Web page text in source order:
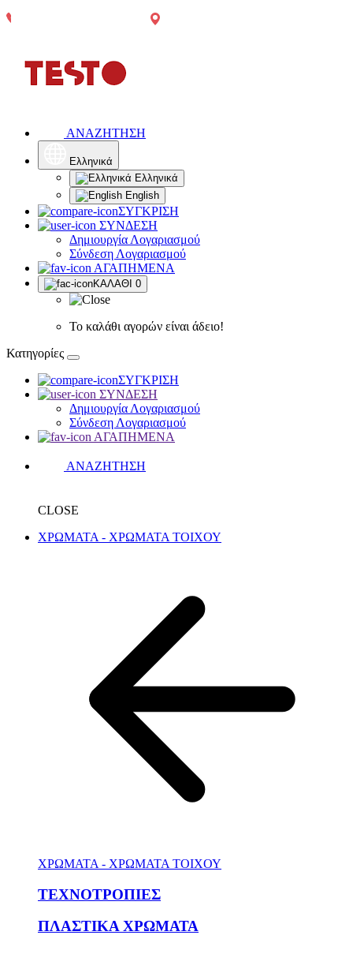
ΑΝΑΖΗΤΗΣΗ
Ελληνικά
Ελληνικά
English
ΣΥΓΚΡΙΣΗ
ΣΥΝΔΕΣΗ
Δημιουργία Λογαριασμού
Σύνδεση Λογαριασμού
ΑΓΑΠΗΜΕΝΑ
ΚΑΛΑΘΙ 0
Το καλάθι αγορών είναι άδειο!
Κατηγορίες
ΣΥΓΚΡΙΣΗ
ΣΥΝΔΕΣΗ
Δημιουργία Λογαριασμού
Σύνδεση Λογαριασμού
ΑΓΑΠΗΜΕΝΑ
ΑΝΑΖΗΤΗΣΗ
CLOSE
ΧΡΩΜΑΤΑ - ΧΡΩΜΑΤΑ ΤΟΙΧΟΥ
ΧΡΩΜΑΤΑ - ΧΡΩΜΑΤΑ ΤΟΙΧΟΥ
ΤΕΧΝΟΤΡΟΠΙΕΣ
ΠΛΑΣΤΙΚΑ ΧΡΩΜΑΤΑ